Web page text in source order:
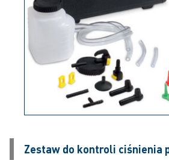
Zestaw do kontroli ciśnienia